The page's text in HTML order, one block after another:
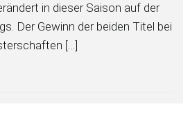
in dieser Saison auf der
Der Gewinn der beiden Titel bei
[…]